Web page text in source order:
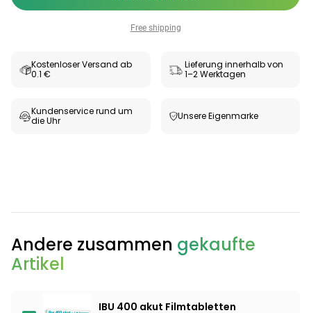
Testzentrum
Free shipping
Kostenloser Versand ab
0.1 €
Lieferung innerhalb von
1–2 Werktagen
Kundenservice rund um
die Uhr
Unsere Eigenmarke
Andere zusammen gekaufte
Artikel
IBU 400 akut Filmtabletten